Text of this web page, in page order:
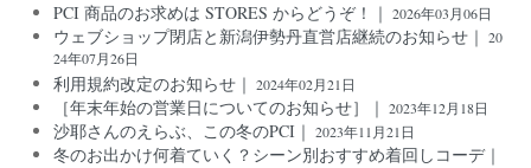
PCI 商品のお求めは STORES からどうぞ！｜ 2026年03月06日
ウェブショップ閉店と新潟伊勢丹直営店継続のお知らせ｜ 20
24年07月26日
利用規約改定のお知らせ｜ 2024年02月21日
［年末年始の営業日についてのお知らせ］｜ 2023年12月18日
沙耶さんのえらぶ、この冬のPCI｜ 2023年11月21日
冬のお出かけ何着ていく？シーン別おすすめ着回しコーデ｜